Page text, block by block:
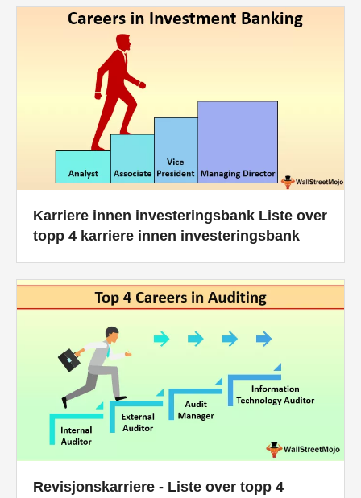
Karriere innen investeringsbank Liste over
topp 4 karriere innen investeringsbank
Revisjonskarriere - Liste over topp 4